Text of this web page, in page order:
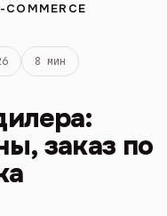
8 мин
заказ по